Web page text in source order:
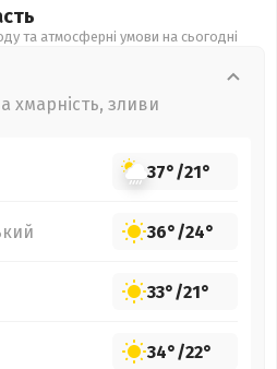
та атмосферні умови на сьогодні
хмарність, зливи
37°/21°
36°/24°
33°/21°
34°/22°